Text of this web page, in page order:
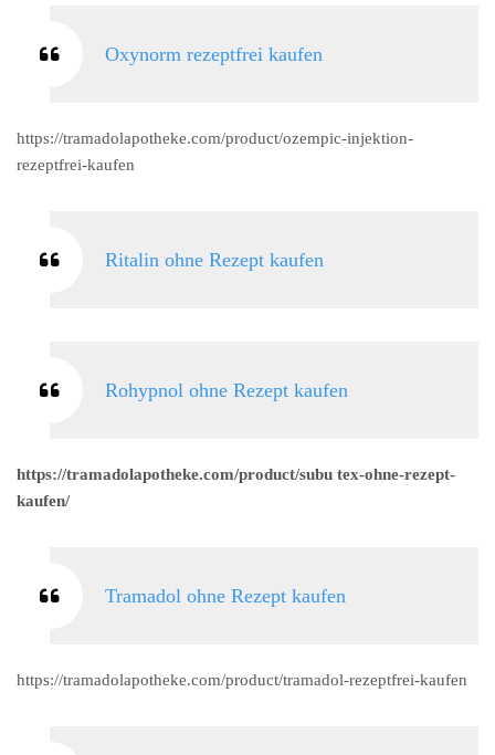
Oxynorm rezeptfrei kaufen
https://tramadolapotheke.com/product/ozempic-injektion-
rezeptfrei-kaufen
Ritalin ohne Rezept kaufen
Rohypnol ohne Rezept kaufen
https://tramadolapotheke.com/product/subu tex-ohne-rezept-
kaufen/
Tramadol ohne Rezept kaufen
https://tramadolapotheke.com/product/tramadol-rezeptfrei-kaufen